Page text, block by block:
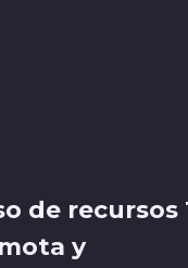
de recursos
y